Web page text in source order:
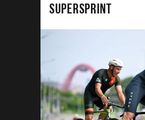
SUPERSPRINT